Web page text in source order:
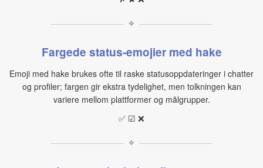
✧
Fargede status‑emojier med hake
Emoji med hake brukes ofte til raske statusoppdateringer i chatter
og profiler; fargen gir ekstra tydelighet, men tolkningen kan
variere mellom plattformer og målgrupper.
✅ ☑ ❌
✧